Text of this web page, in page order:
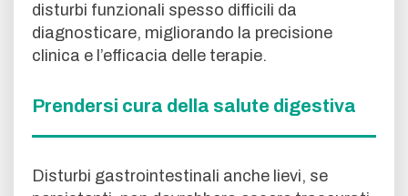
disturbi funzionali spesso difficili da
diagnosticare, migliorando la precisione
clinica e l’efficacia delle terapie.
Prendersi cura della salute digestiva
Disturbi gastrointestinali anche lievi, se